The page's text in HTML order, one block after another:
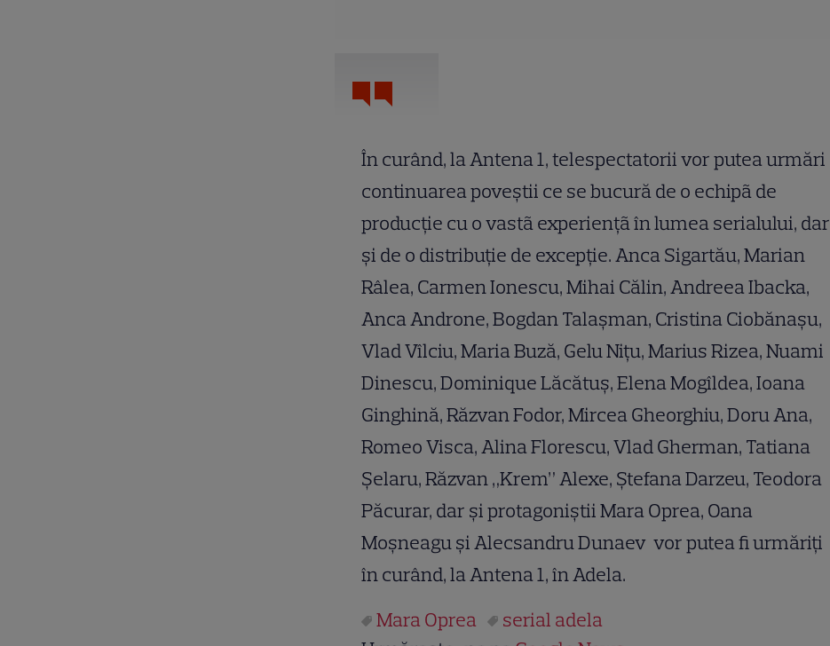
În curând, la Antena 1, telespectatorii vor putea urmări
continuarea poveştii ce se bucură de o echipã de
producţie cu o vastã experienţã în lumea serialului, dar
şi de o distribuţie de excepţie. Anca Sigartău, Marian
Râlea, Carmen Ionescu, Mihai Călin, Andreea Ibacka,
Anca Androne, Bogdan Talaşman, Cristina Ciobănaşu,
Vlad Vîlciu, Maria Buză, Gelu Niţu, Marius Rizea, Nuami
Dinescu, Dominique Lăcătuş, Elena Mogîldea, Ioana
Ginghină, Răzvan Fodor, Mircea Gheorghiu, Doru Ana,
Romeo Visca, Alina Florescu, Vlad Gherman, Tatiana
Şelaru, Răzvan „Krem” Alexe, Ştefana Darzeu, Teodora
Păcurar, dar şi protagoniştii Mara Oprea, Oana
Moşneagu şi Alecsandru Dunaev vor putea fi urmăriţi
în curând, la Antena 1, în Adela.
Mara Oprea
serial adela